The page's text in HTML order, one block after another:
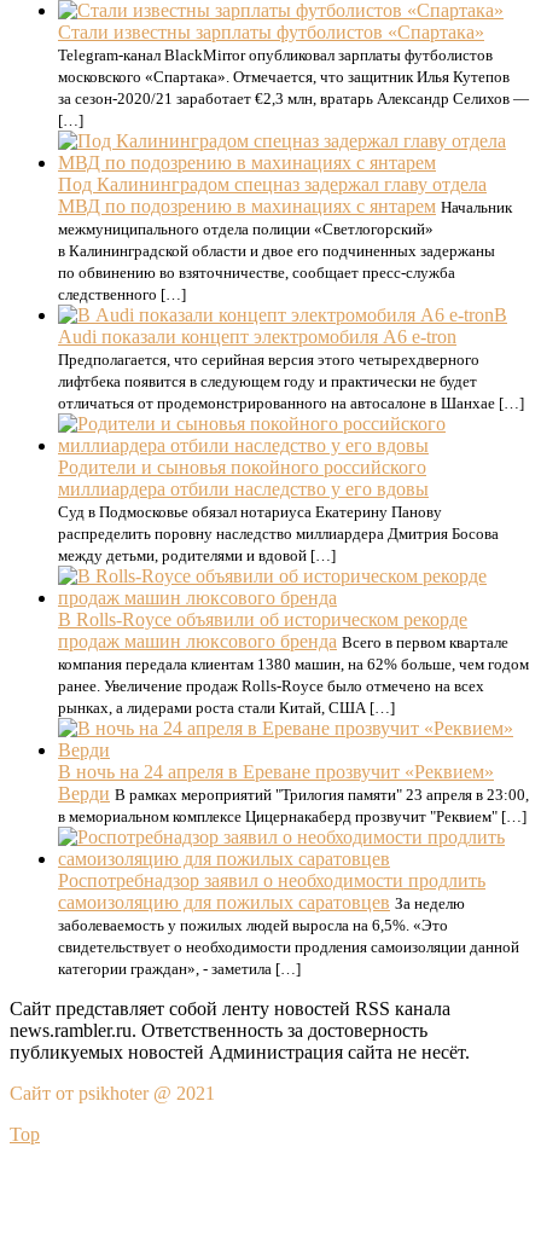
Стали известны зарплаты футболистов «Спартака»
Telegram-канал BlackMirror опубликовал зарплаты футболистов
московского «Спартака». Отмечается, что защитник Илья Кутепов
за сезон-2020/21 заработает €2,3 млн, вратарь Александр Селихов —
[…]
Под Калининградом спецназ задержал главу отдела
МВД по подозрению в махинациях с янтарем Начальник
межмуниципального отдела полиции «Светлогорский»
в Калининградской области и двое его подчиненных задержаны
по обвинению во взяточничестве, сообщает пресс-служба
следственного […]
В
Audi показали концепт электромобиля A6 e-tron
Предполагается, что серийная версия этого четырехдверного
лифтбека появится в следующем году и практически не будет
отличаться от продемонстрированного на автосалоне в Шанхае […]
Родители и сыновья покойного российского
миллиардера отбили наследство у его вдовы
Суд в Подмосковье обязал нотариуса Екатерину Панову
распределить поровну наследство миллиардера Дмитрия Босова
между детьми, родителями и вдовой […]
В Rolls-Royce объявили об историческом рекорде
продаж машин люксового бренда Всего в первом квартале
компания передала клиентам 1380 машин, на 62% больше, чем годом
ранее. Увеличение продаж Rolls-Royce было отмечено на всех
рынках, а лидерами роста стали Китай, США […]
В ночь на 24 апреля в Ереване прозвучит «Реквием»
Верди В рамках мероприятий "Трилогия памяти" 23 апреля в 23:00,
в мемориальном комплексе Цицернакаберд прозвучит "Реквием" […]
Роспотребнадзор заявил о необходимости продлить
самоизоляцию для пожилых саратовцев За неделю
заболеваемость у пожилых людей выросла на 6,5%. «Это
свидетельствует о необходимости продления самоизоляции данной
категории граждан», - заметила […]
Сайт представляет собой ленту новостей RSS канала
news.rambler.ru. Ответственность за достоверность
публикуемых новостей Администрация сайта не несёт.
Сайт от psikhoter @ 2021
Top